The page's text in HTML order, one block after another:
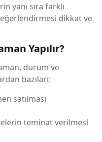
yanı sıra farklı
dikkat ve
Yapılır?
durum ve
bazıları:
satılması
teminat verilmesi